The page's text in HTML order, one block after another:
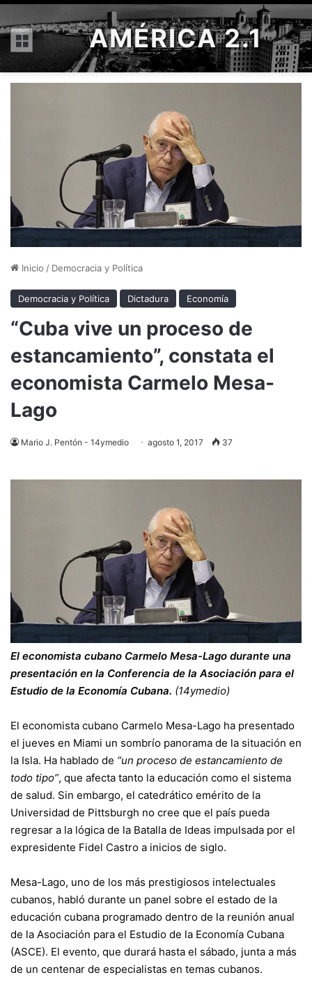
Menú AMÉRICA 2.1
Inicio / Democracia y Política
Democracia y Política Dictadura Economía
“Cuba vive un proceso de
estancamiento”, constata el
economista Carmelo Mesa-
Lago
Mario J. Pentón - 14ymedio agosto 1, 2017 37
El economista cubano Carmelo Mesa-Lago durante una
presentación en la Conferencia de la Asociación para el
Estudio de la Economía Cubana. (14ymedio)
El economista cubano Carmelo Mesa-Lago ha presentado
el jueves en Miami un sombrío panorama de la situación en
la Isla. Ha hablado de “un proceso de estancamiento de
todo tipo”, que afecta tanto la educación como el sistema
de salud. Sin embargo, el catedrático emérito de la
Universidad de Pittsburgh no cree que el país pueda
regresar a la lógica de la Batalla de Ideas impulsada por el
expresidente Fidel Castro a inicios de siglo.
Mesa-Lago, uno de los más prestigiosos intelectuales
cubanos, habló durante un panel sobre el estado de la
educación cubana programado dentro de la reunión anual
de la Asociación para el Estudio de la Economía Cubana
(ASCE). El evento, que durará hasta el sábado, junta a más
de un centenar de especialistas en temas cubanos.